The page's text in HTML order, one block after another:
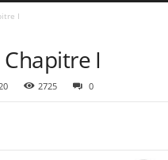
I
I
2725 0